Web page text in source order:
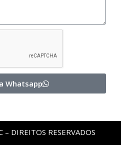
Whatsapp
DIREITOS RESERVADOS